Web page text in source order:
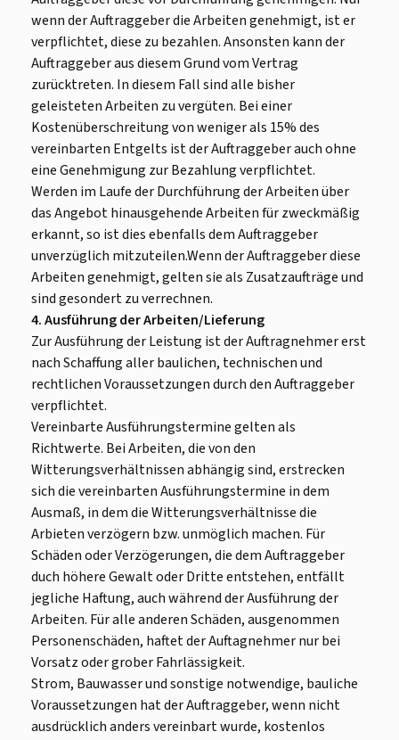
wenn der Auftraggeber die Arbeiten genehmigt, ist er
verpflichtet, diese zu bezahlen. Ansonsten kann der
Auftraggeber aus diesem Grund vom Vertrag
zurücktreten. In diesem Fall sind alle bisher
geleisteten Arbeiten zu vergüten. Bei einer
Kostenüberschreitung von weniger als 15% des
vereinbarten Entgelts ist der Auftraggeber auch ohne
eine Genehmigung zur Bezahlung verpflichtet.
Werden im Laufe der Durchführung der Arbeiten über
das Angebot hinausgehende Arbeiten für zweckmäßig
erkannt, so ist dies ebenfalls dem Auftraggeber
unverzüglich mitzuteilen.Wenn der Auftraggeber diese
Arbeiten genehmigt, gelten sie als Zusatzaufträge und
sind gesondert zu verrechnen.
4. Ausführung der Arbeiten/Lieferung
Zur Ausführung der Leistung ist der Auftragnehmer erst
nach Schaffung aller baulichen, technischen und
rechtlichen Voraussetzungen durch den Auftraggeber
verpflichtet.
Vereinbarte Ausführungstermine gelten als
Richtwerte. Bei Arbeiten, die von den
Witterungsverhältnissen abhängig sind, erstrecken
sich die vereinbarten Ausführungstermine in dem
Ausmaß, in dem die Witterungsverhältnisse die
Arbieten verzögern bzw. unmöglich machen. Für
Schäden oder Verzögerungen, die dem Auftraggeber
duch höhere Gewalt oder Dritte entstehen, entfällt
jegliche Haftung, auch während der Ausführung der
Arbeiten. Für alle anderen Schäden, ausgenommen
Personenschäden, haftet der Auftagnehmer nur bei
Vorsatz oder grober Fahrlässigkeit.
Strom, Bauwasser und sonstige notwendige, bauliche
Voraussetzungen hat der Auftraggeber, wenn nicht
ausdrücklich anders vereinbart wurde, kostenlos